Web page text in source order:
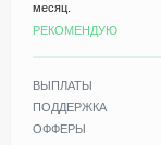
месяц.
РЕКОМЕНДУЮ
ВЫПЛАТЫ
ПОДДЕРЖКА
ОФФЕРЫ